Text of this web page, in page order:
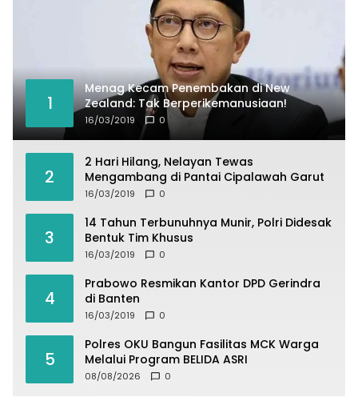
1
Menag Kecam Penembakan di New
Zealand: Tak Berperikemanusiaan!
16/03/2019 0
2
2 Hari Hilang, Nelayan Tewas
Mengambang di Pantai Cipalawah Garut
16/03/2019 0
3
14 Tahun Terbunuhnya Munir, Polri Didesak
Bentuk Tim Khusus
16/03/2019 0
4
Prabowo Resmikan Kantor DPD Gerindra
di Banten
16/03/2019 0
5
Polres OKU Bangun Fasilitas MCK Warga
Melalui Program BELIDA ASRI
08/08/2026 0